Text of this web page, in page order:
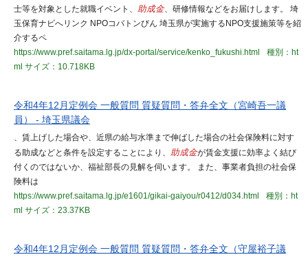
士等を対象とした就職イベント、 助成金、研修情報などをお届けします。 埼
玉保育ナビへリンク NPOコバトンびん 埼玉県が実施するNPO支援施策等を紹
介するペ
https://www.pref.saitama.lg.jp/dx-portal/service/kenko_fukushi.html
種別：ht
ml サイズ：10.718KB
令和4年12月定例会 一般質問 質疑質問・答弁全文（宮崎吾一議
員） - 埼玉県議会
、賃上げした場合や、近県の給与水準まで伸ばした場合の社会保険料に対す
る助成などと条件を設定することにより、 助成金が賃金支援に効率よく結び
付くのではないか、福祉部長の見解を伺います。 また、事業者負担の社会保
険料は
https://www.pref.saitama.lg.jp/e1601/gikai-gaiyou/r0412/d034.html
種別：ht
ml サイズ：23.37KB
令和4年12月定例会 一般質問 質疑質問・答弁全文（守屋裕子議